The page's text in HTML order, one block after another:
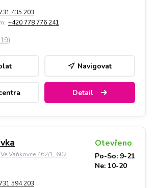
435 203
+420 778 776 241
)
Navigovat
Detail
Vaňkovce 462/1, 602
Otevřeno
Po-So: 9-21
Ne: 10-20
594 203